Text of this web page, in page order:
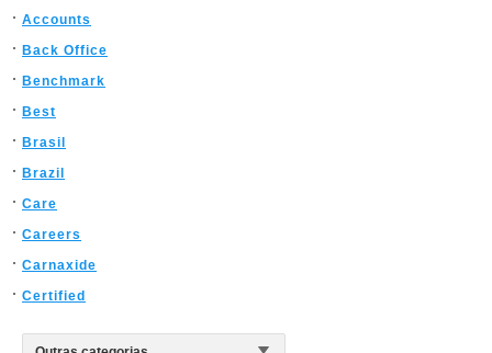
Accounts
Back Office
Benchmark
Best
Brasil
Brazil
Care
Careers
Carnaxide
Certified